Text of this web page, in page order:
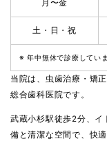
月〜金
土・日・祝
※ 年中無休で診療してい
当院は、 虫歯治療・矯
総合歯科医院です。
武蔵小杉駅徒歩2分、イ
備と清潔な空間で、快